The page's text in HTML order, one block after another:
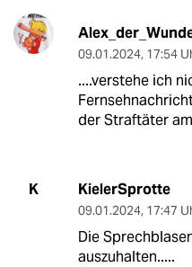
09.01.2024, 17:54
....verstehe ich
der Straftäter
K KielerSprotte
09.01.2024, 17:47
Die
auszuhalten.....